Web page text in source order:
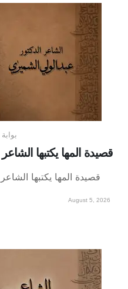
قصيدة المها يكتبها
قصيدة المها يكتبها
August 5, 2026